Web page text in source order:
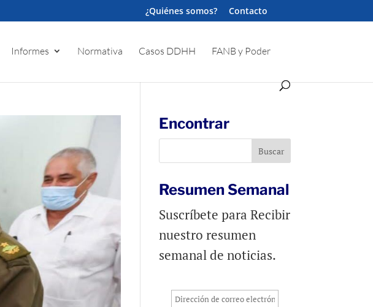
¿Quiénes somos? Contacto
Informes Normativa Casos DDHH FANB y Poder
Encontrar
Resumen Semanal
Suscríbete para Recibir
nuestro resumen
semanal de noticias.